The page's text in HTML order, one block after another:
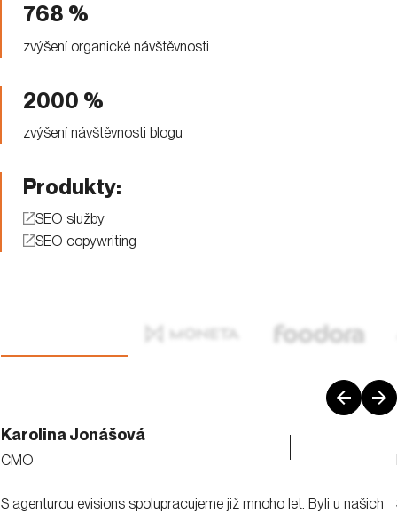
768 %
zvýšení organické návštěvnosti
2000 %
zvýšení návštěvnosti blogu
Produkty:
SEO služby
SEO copywriting
S agenturou evisions spolupracujeme již mnoho let. Byli u našich
Karolina Jonášová
CMO